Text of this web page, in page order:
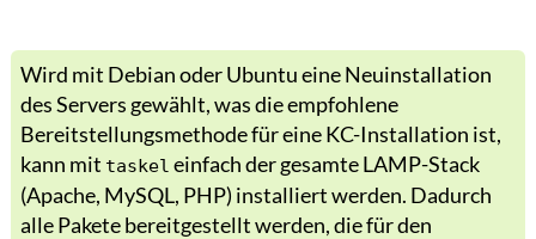
Wird mit Debian oder Ubuntu eine Neuinstallation
des Servers gewählt, was die empfohlene
Bereitstellungsmethode für eine KC-Installation ist,
kann mit taskel einfach der gesamte LAMP-Stack
(Apache, MySQL, PHP) installiert werden. Dadurch
alle Pakete bereitgestellt werden, die für den